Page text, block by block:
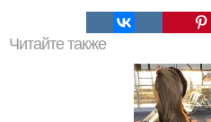
Читайте также